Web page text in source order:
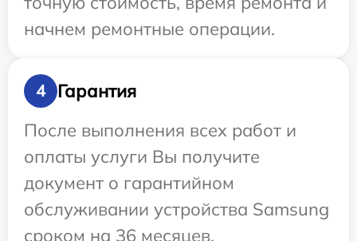
начнем ремонтные операции.
4
Гарантия
После выполнения всех работ и
оплаты услуги Вы получите
документ о гарантийном
обслуживании устройства Samsung
сроком на 36 месяцев.